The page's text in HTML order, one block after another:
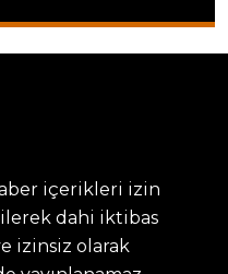
içerikleri izin
dahi iktibas
izinsiz olarak